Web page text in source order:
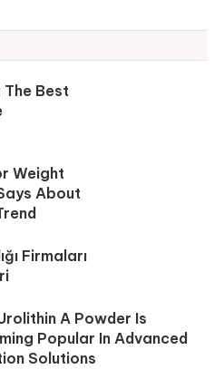
The Best
Weight
About
Firmaları
A Powder Is
Popular In Advanced
Solutions